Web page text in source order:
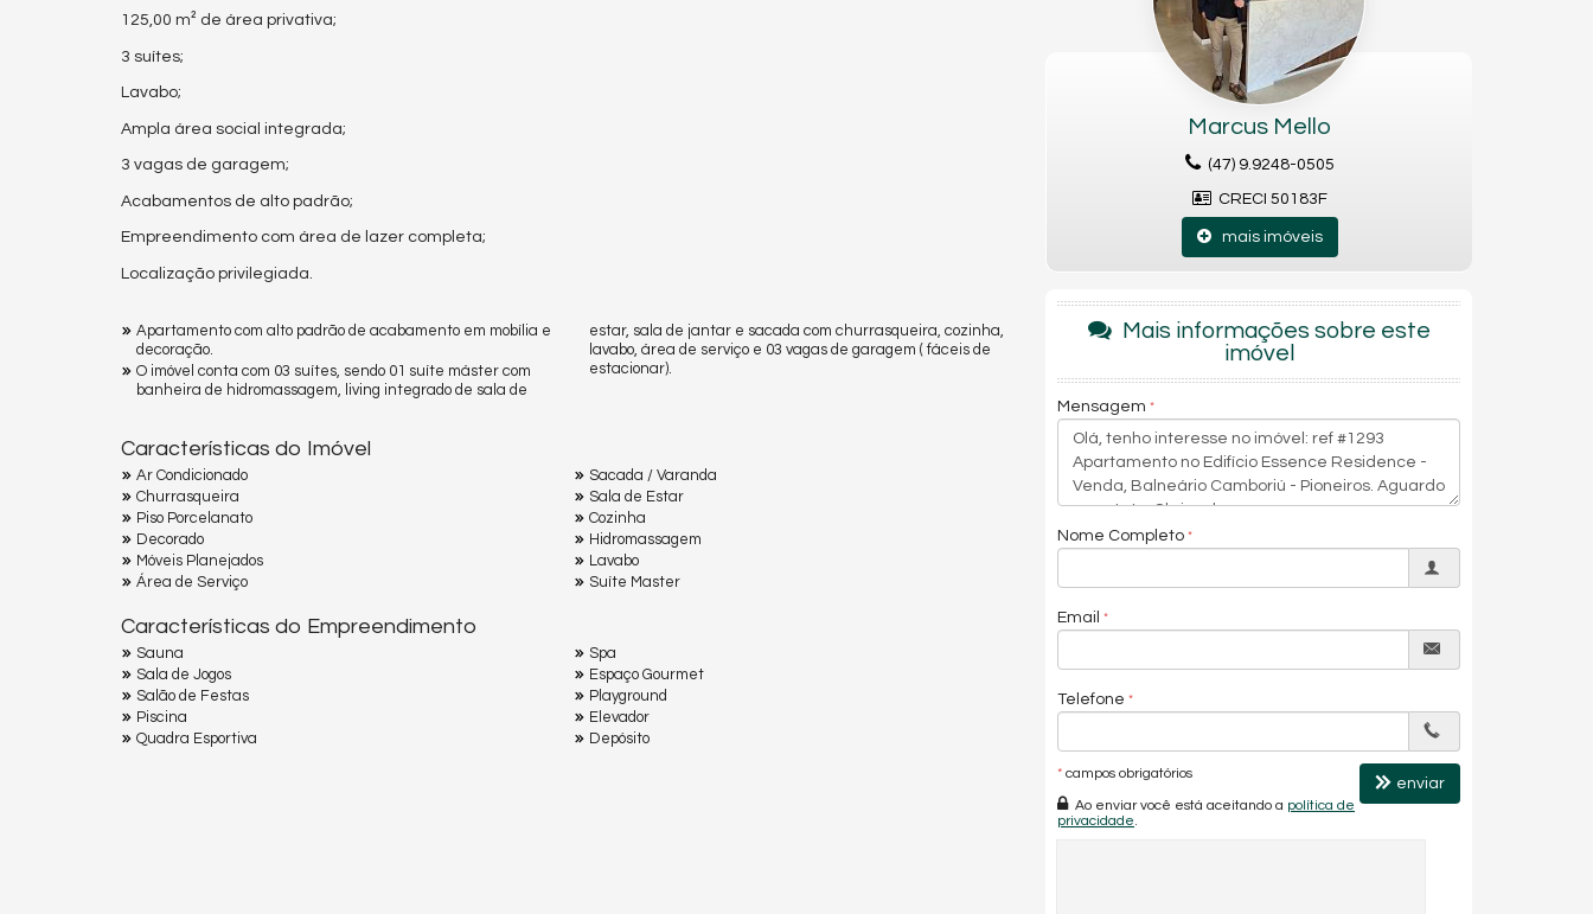
125,00 m² de área privativa;
3 suítes;
Lavabo;
Ampla área social integrada;
3 vagas de garagem;
Acabamentos de alto padrão;
Empreendimento com área de lazer completa;
Localização privilegiada.
Apartamento com alto padrão de acabamento em mobília e
decoração.
O imóvel conta com 03 suítes, sendo 01 suíte máster com
banheira de hidromassagem, living integrado de sala de
estar, sala de jantar e sacada com churrasqueira, cozinha,
lavabo, área de serviço e 03 vagas de garagem ( fáceis de
estacionar).
Características do Imóvel
Ar Condicionado
Churrasqueira
Piso Porcelanato
Decorado
Móveis Planejados
Área de Serviço
Sacada / Varanda
Sala de Estar
Cozinha
Hidromassagem
Lavabo
Suíte Master
Características do Empreendimento
Sauna
Sala de Jogos
Salão de Festas
Piscina
Quadra Esportiva
Spa
Espaço Gourmet
Playground
Elevador
Depósito
Marcus Mello
(47) 9.9248-0505
CRECI 50183F
mais imóveis
Mais informações sobre este
imóvel
Mensagem
Nome Completo
Email
Telefone
* campos obrigatórios
Ao enviar você está aceitando a política de
privacidade
enviar